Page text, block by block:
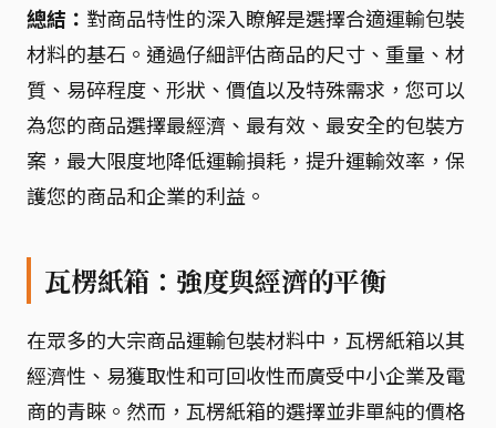
總結： 對商品特性的深入瞭解是選擇合適運輸包裝
材料的基石。通過仔細評估商品的尺寸、重量、材
質、易碎程度、形狀、價值以及特殊需求，您可以
為您的商品選擇最經濟、最有效、最安全的包裝方
案，最大限度地降低運輸損耗，提升運輸效率，保
護您的商品和企業的利益。
瓦楞紙箱：強度與經濟的平衡
在眾多的大宗商品運輸包裝材料中，瓦楞紙箱以其
經濟性、易獲取性和可回收性而廣受中小企業及電
商的青睞。然而，瓦楞紙箱的選擇並非單純的價格